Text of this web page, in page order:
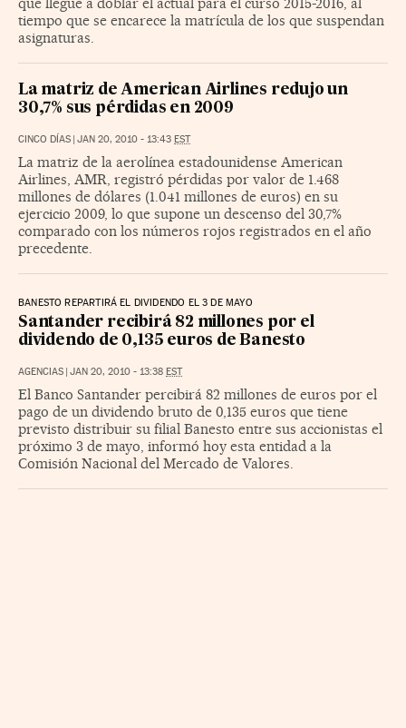
tiempo que se encarece la matrícula de los que suspendan
asignaturas.
La matriz de American Airlines redujo un
30,7% sus pérdidas en 2009
CINCO DÍAS | JAN 20, 2010 - 13:43 EST
La matriz de la aerolínea estadounidense American
Airlines, AMR, registró pérdidas por valor de 1.468
millones de dólares (1.041 millones de euros) en su
ejercicio 2009, lo que supone un descenso del 30,7%
comparado con los números rojos registrados en el año
precedente.
BANESTO REPARTIRÁ EL DIVIDENDO EL 3 DE MAYO
Santander recibirá 82 millones por el
dividendo de 0,135 euros de Banesto
AGENCIAS | JAN 20, 2010 - 13:38 EST
El Banco Santander percibirá 82 millones de euros por el
pago de un dividendo bruto de 0,135 euros que tiene
previsto distribuir su filial Banesto entre sus accionistas el
próximo 3 de mayo, informó hoy esta entidad a la
Comisión Nacional del Mercado de Valores.